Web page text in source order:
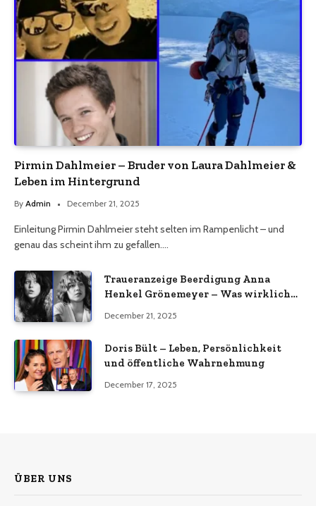
Pirmin Dahlmeier – Bruder von Laura Dahlmeier &
Leben im Hintergrund
By Admin December 21, 2025
Einleitung Pirmin Dahlmeier steht selten im Rampenlicht – und
genau das scheint ihm zu gefallen.…
Traueranzeige Beerdigung Anna
Henkel Grönemeyer – Was wirklich
December 21, 2025
Doris Bült – Leben, Persönlichkeit
und öffentliche Wahrnehmung
December 17, 2025
ÜBER UNS